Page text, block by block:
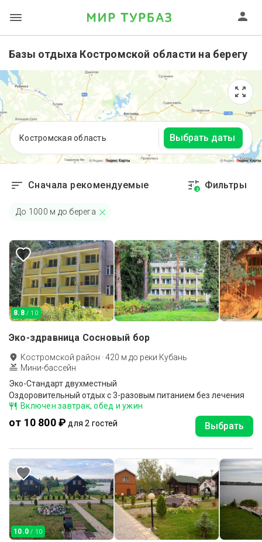
Базы отдыха Костромской области на берегу
Костромская область Выбрать даты
Сначала рекомендуемые 2 Фильтры
До 1000 м до берега
8.8 / 10
Эко-здравница Сосновый бор
Костромской район ·420 м до реки Кубань
Мини-бассейн
Эко-Стандарт двухместный
Оздоровительный отдых с 3-разовым питанием без лечения
Включен завтрак, обед и ужин
от 10 800 ₽ для 2 гостей Выбрать
10.0 / 10